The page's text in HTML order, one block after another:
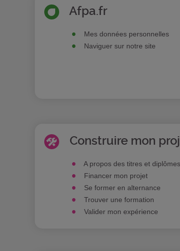
Afpa.fr
Mes données personnelles
Naviguer sur notre site
Construire mon
A propos des titres et diplômes
Financer mon projet
Se former en alternance
Trouver une formation
Valider mon expérience